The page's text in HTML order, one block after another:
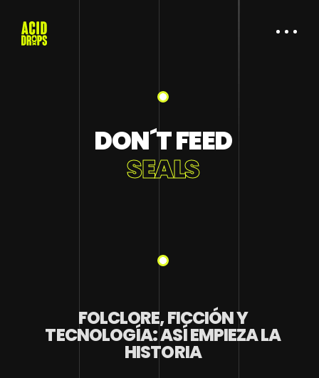
DON´T FEED
SEALS
FOLCLORE, FICCIÓN Y
TECNOLOGÍA: ASÍ EMPIEZA LA
HISTORIA